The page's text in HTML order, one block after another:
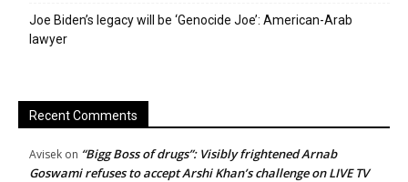
Joe Biden’s legacy will be ‘Genocide Joe’: American-Arab
lawyer
Recent Comments
Avisek on “Bigg Boss of drugs”: Visibly frightened Arnab
Goswami refuses to accept Arshi Khan’s challenge on LIVE TV